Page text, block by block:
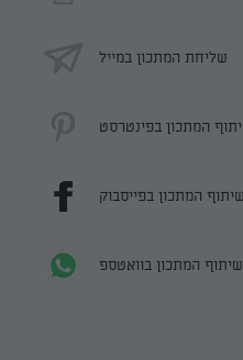
שליחת המתכון במייל
המתכון בפינטרסט
שיתוף המתכון בפייסבוק
שיתוף המתכון בוואטספ